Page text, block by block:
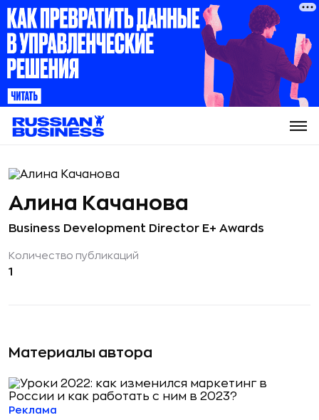
Материалы автора
Реклама
Алина Качанова
Business Development Director E+ Awards
Количество публикаций
1